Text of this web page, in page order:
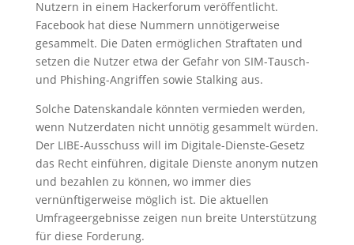
Nutzern in einem Hackerforum veröffentlicht.
Facebook hat diese Nummern unnötigerweise
gesammelt. Die Daten ermöglichen Straftaten und
setzen die Nutzer etwa der Gefahr von SIM-Tausch-
und Phishing-Angriffen sowie Stalking aus.
Solche Datenskandale könnten vermieden werden,
wenn Nutzerdaten nicht unnötig gesammelt würden.
Der LIBE-Ausschuss will im Digitale-Dienste-Gesetz
das Recht einführen, digitale Dienste anonym nutzen
und bezahlen zu können, wo immer dies
vernünftigerweise möglich ist. Die aktuellen
Umfrageergebnisse zeigen nun breite Unterstützung
für diese Forderung.